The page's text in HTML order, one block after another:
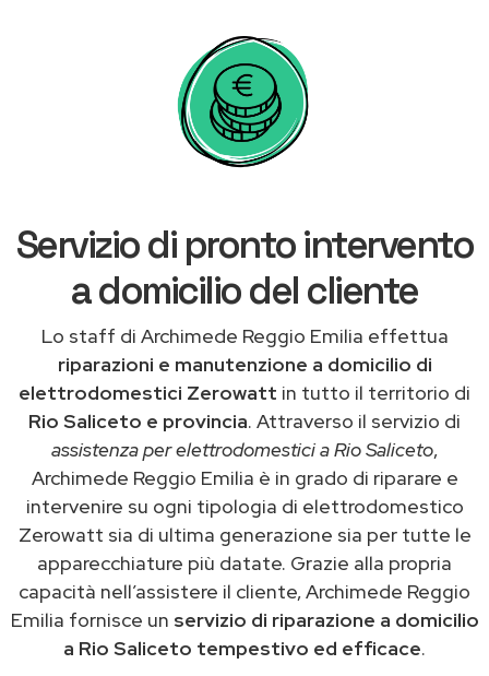
Servizio di pronto intervento
a domicilio del cliente
Lo staff di Archimede Reggio Emilia effettua
riparazioni e manutenzione a domicilio di
elettrodomestici Zerowatt in tutto il territorio di
Rio Saliceto e provincia. Attraverso il servizio di
assistenza per elettrodomestici a Rio Saliceto,
Archimede Reggio Emilia è in grado di riparare e
intervenire su ogni tipologia di elettrodomestico
Zerowatt sia di ultima generazione sia per tutte le
apparecchiature più datate. Grazie alla propria
capacità nell’assistere il cliente, Archimede Reggio
Emilia fornisce un servizio di riparazione a domicilio
a Rio Saliceto tempestivo ed efficace.